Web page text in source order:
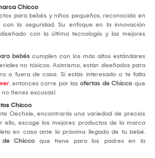
Chicco
para bebés y niños pequeños, reconocida en
la seguridad. Su enfoque en la innovación
con la última tecnología y las mejores
bebés cumplen con los más altos estándares
no tóxicos. Asimismo, están diseñados para
o fuera de casa. Si estás interesado o te falta
, entonces corre por las ofertas de Chicco que
no tienes excusas!
Chicco
Oechsle, encontrarás una variedad de precios
ello, escoge los mejores productos de la marca
en casa ante la próxima llegada de tu bebé.
de Chicco que tiene para los padres en la